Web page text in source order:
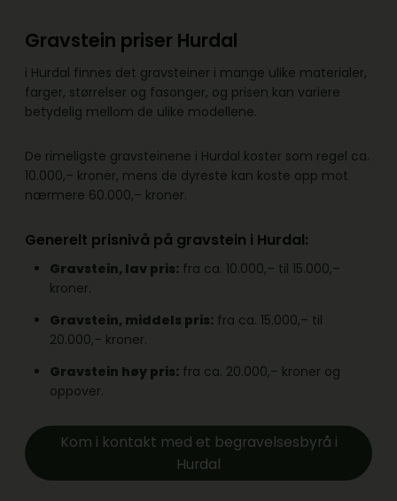
Gravstein priser Hurdal
i Hurdal finnes det gravsteiner i mange ulike materialer,
farger, størrelser og fasonger, og prisen kan variere
betydelig mellom de ulike modellene.
De rimeligste gravsteinene i Hurdal koster som regel ca.
10.000,– kroner, mens de dyreste kan koste opp mot
nærmere 60.000,– kroner.
Generelt prisnivå på gravstein i Hurdal:
Gravstein, lav pris: fra ca. 10.000,– til 15.000,–
kroner.
Gravstein, middels pris: fra ca. 15.000,– til
20.000,– kroner.
Gravstein høy pris: fra ca. 20.000,– kroner og
oppover.
Kom i kontakt med et begravelsesbyrå i
Hurdal